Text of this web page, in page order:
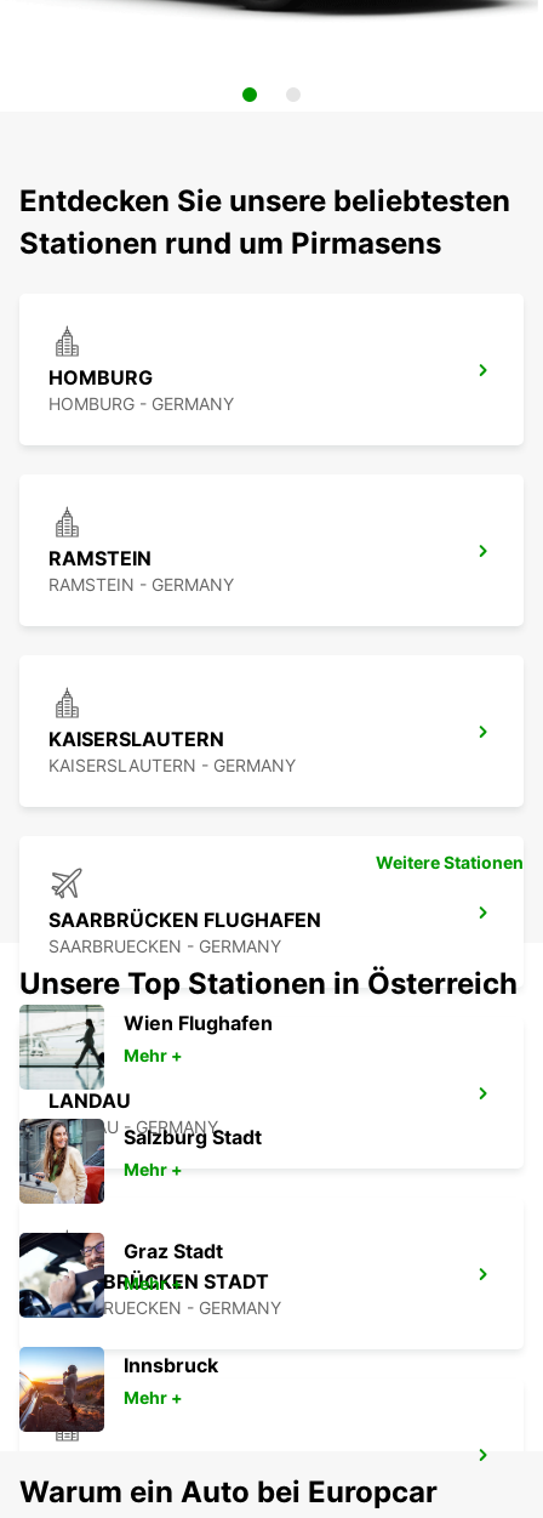
Entdecken Sie unsere beliebtesten
Stationen rund um Pirmasens
HOMBURG
HOMBURG - GERMANY
RAMSTEIN
RAMSTEIN - GERMANY
KAISERSLAUTERN
KAISERSLAUTERN - GERMANY
SAARBRÜCKEN FLUGHAFEN
SAARBRUECKEN - GERMANY
LANDAU
LANDAU - GERMANY
SAARBRÜCKEN STADT
SAARBRUECKEN - GERMANY
HAGUENAU - FRANCE
Weitere Stationen
Unsere Top Stationen in Österreich
Wien Flughafen
Mehr +
Salzburg Stadt
Mehr +
Graz Stadt
Mehr +
Innsbruck
Mehr +
Warum ein Auto bei Europcar